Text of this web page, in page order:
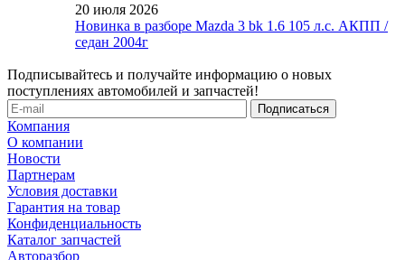
20 июля 2026
Новинка в разборе Mazda 3 bk 1.6 105 л.с. АКПП /
седан 2004г
Подписывайтесь и получайте информацию о новых
поступлениях автомобилей и запчастей!
Компания
О компании
Новости
Партнерам
Условия доставки
Гарантия на товар
Конфиденциальность
Каталог запчастей
Авторазбор